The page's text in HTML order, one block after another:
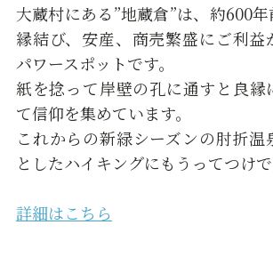
大蔵村にある”地蔵倉”は、約600
縁結び、安産、商売繁盛にご利益
パワースポットです。
紙を捻って岸壁の孔に通すと良縁
て信仰を集めています。
これからの新緑シーズンの肘折温
としたハイキングにもうってつけで
詳細はこちら